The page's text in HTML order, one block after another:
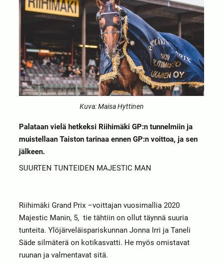
Kuva: Maisa Hyttinen
Palataan vielä hetkeksi Riihimäki GP:n tunnelmiin ja
muistellaan Taiston tarinaa ennen GP:n voittoa, ja sen
jälkeen.
SUURTEN TUNTEIDEN MAJESTIC MAN
Riihimäki Grand Prix –voittajan vuosimallia 2020
Majestic Manin, 5, tie tähtiin on ollut täynnä suuria
tunteita. Ylöjärveläispariskunnan Jonna Irri ja Taneli
Säde silmäterä on kotikasvatti. He myös omistavat
ruunan ja valmentavat sitä.